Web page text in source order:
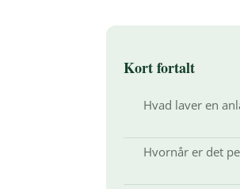
Kort fortalt
Hvad laver en
Hvornår er det